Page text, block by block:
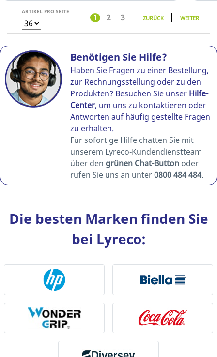
ARTIKEL PRO SEITE
1 2 3 ZURÜCK WEITER
Benötigen Sie Hilfe?
Haben Sie Fragen zu einer Bestellung,
zur Rechnungsstellung oder zu den
Produkten? Besuchen Sie unser Hilfe-
Center, um uns zu kontaktieren oder
Antworten auf häufig gestellte Fragen
zu erhalten.
Für sofortige Hilfe chatten Sie mit
unserem Lyreco-Kundendienstteam
über den grünen Chat-Button oder
rufen Sie uns an unter0800 484 484.
Die besten Marken finden Sie
bei Lyreco: